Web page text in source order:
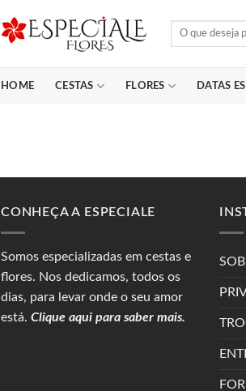
Pesquisar
HOME CESTAS FLORES DATAS
CONHEÇA A ESPECIALE
Somos especializadas em cestas e
flores. Nos dedicamos, todos os
dias, para levar onde o seu amor
está. Clique aqui para saber mais.